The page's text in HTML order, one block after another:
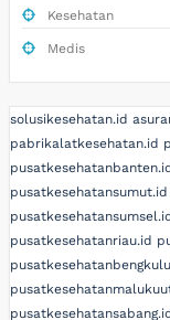
Kesehatan
Medis
solusikesehatan.id
pabrikalatkesehatan.id
pusatkesehatansumut.id
pusatkesehatanriau.id